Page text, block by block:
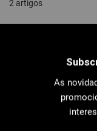
2 artigos
As